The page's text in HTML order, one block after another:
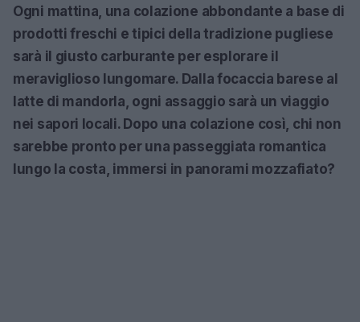
Ogni mattina, una colazione abbondante a base di
prodotti freschi e tipici della tradizione pugliese
sarà il giusto carburante per esplorare il
meraviglioso lungomare. Dalla focaccia barese al
latte di mandorla, ogni assaggio sarà un viaggio
nei sapori locali. Dopo una colazione così, chi non
sarebbe pronto per una passeggiata romantica
lungo la costa, immersi in panorami mozzafiato?